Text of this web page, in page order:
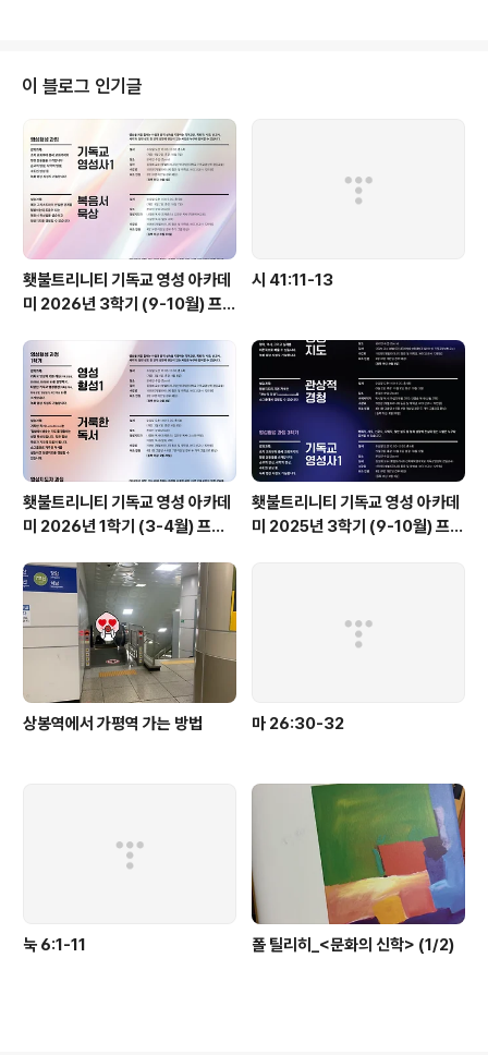
불렀사오니 내게 귀를 기울여 내 말을 들으소서 7주께 피하는 자들을 그 일어나
치는 자들에게서 오른손으로 구원하시는 주여 주의 기이한 사랑을 나타내소서
8나를 눈동자 같이 지키시고 주의..
이 블로그 인기글
횃불트리니티 기독교 영성 아카데
미 2026년 3학기 (9-10월) 프로
시 41:11-13
횃불트리니티 기독교 영성 아카데
미 2026년 1학기 (3-4월) 프로
횃불트리니티 기독교 영성 아카데
미 2025년 3학기 (9-10월) 프로
상봉역에서 가평역 가는 방법 마 26:30-32
눅 6:1-11 폴 틸리히_<문화의 신학> (1/2)